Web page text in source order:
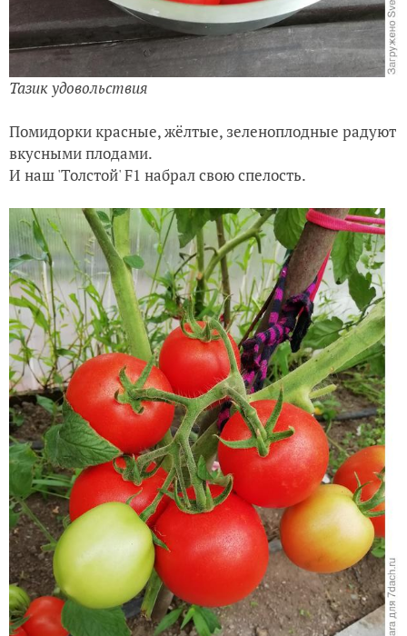
Тазик удовольствия
Помидорки красные, жёлтые, зеленоплодные радуют
вкусными плодами.
И наш 'Толстой' F1 набрал свою спелость.